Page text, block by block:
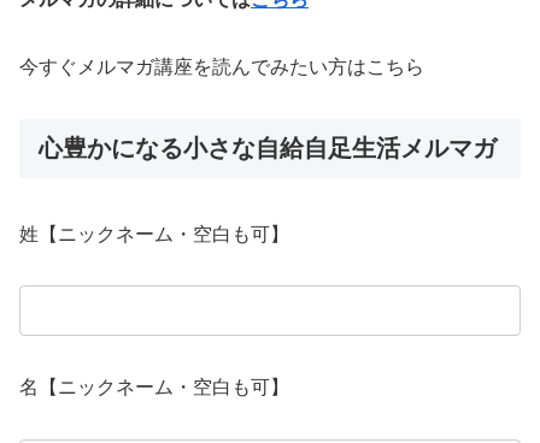
今すぐメルマガ講座を読んでみたい方はこちら
心豊かになる小さな自給自足生活メルマガ
姓【ニックネーム・空白も可】
名【ニックネーム・空白も可】